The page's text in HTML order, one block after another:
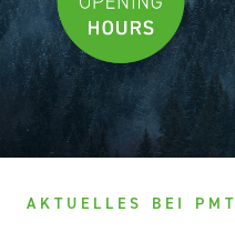
AKTUELLES BEI PMT